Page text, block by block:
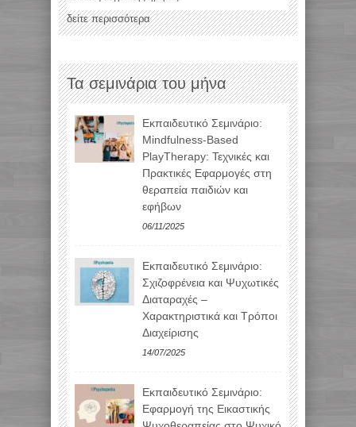
δείτε περισσότερα
Τα σεμινάρια του μήνα
Εκπαιδευτικό Σεμινάριο:
Mindfulness-Based
PlayTherapy: Τεχνικές και
Πρακτικές Εφαρμογές στη
θεραπεία παιδιών και
εφήβων
06/11/2025
Εκπαιδευτικό Σεμινάριο:
Σχιζοφρένεια και Ψυχωτικές
Διαταραχές –
Χαρακτηριστικά και Τρόποι
Διαχείρισης
14/07/2025
Εκπαιδευτικό Σεμινάριο:
Εφαρμογή της Εικαστικής